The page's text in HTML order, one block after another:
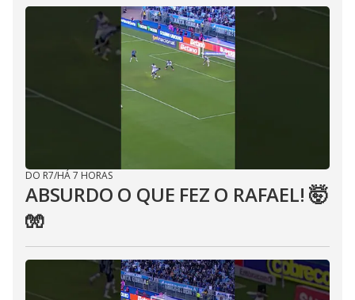
DO R7/HÁ 7 HORAS
ABSURDO O QUE FEZ O RAFAEL! 🤯
🧤